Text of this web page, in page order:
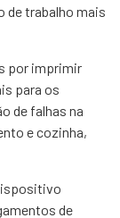
de trabalho mais
por imprimir
para os
de falhas na
e cozinha,
de